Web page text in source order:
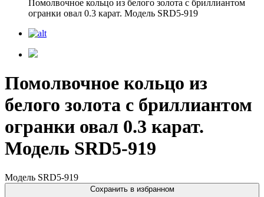
Помолвочное кольцо из белого золота с бриллиантом
огранки овал 0.3 карат. Модель SRD5-919
Помолвочное кольцо из
белого золота с бриллиантом
огранки овал 0.3 карат.
Модель SRD5-919
Модель SRD5-919
Сохранить в избранном